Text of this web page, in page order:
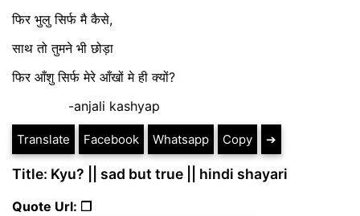
फिर भुलु सिर्फ मै कैसे,
साथ तो तुमने भी छोड़ा
फिर आँशु सिर्फ मेरे आँखों मे ही क्यों?
-anjali kashyap
Translate Facebook Whatsapp Copy ➔
Title: Kyu? || sad but true || hindi shayari
Quote Url: ❐